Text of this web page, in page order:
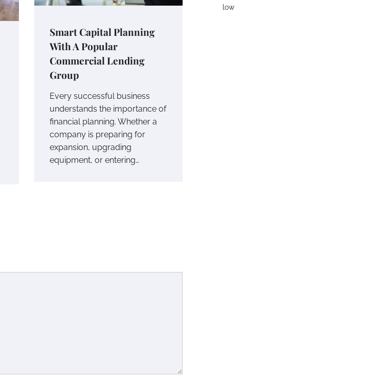
Smart Capital Planning
With A Popular
Commercial Lending
Group
Every successful business
understands the importance of
financial planning. Whether a
company is preparing for
expansion, upgrading
equipment, or entering…
low